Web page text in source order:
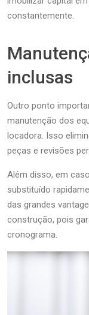
constantemente.
inclusas
Outro ponto
manutenção dos
locadora. Isso
peças e revisões
Além disso, em
substituído
das grandes
construção, pois
cronograma.